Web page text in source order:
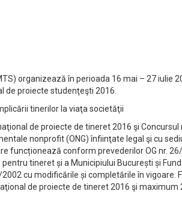
organizează în perioada 16 mai – 27 iulie
de proiecte studenţeşti 2016.
tinerilor la viaţa societăţii
de proiecte de tineret 2016 şi
nonprofit (ONG) înfiinţate legal şi cu
funcționează conform prevederilor OG nr.
tineret și a Municipiului București și
cu modificările și completările în vigoare.
de proiecte de tineret 2016 şi maximum